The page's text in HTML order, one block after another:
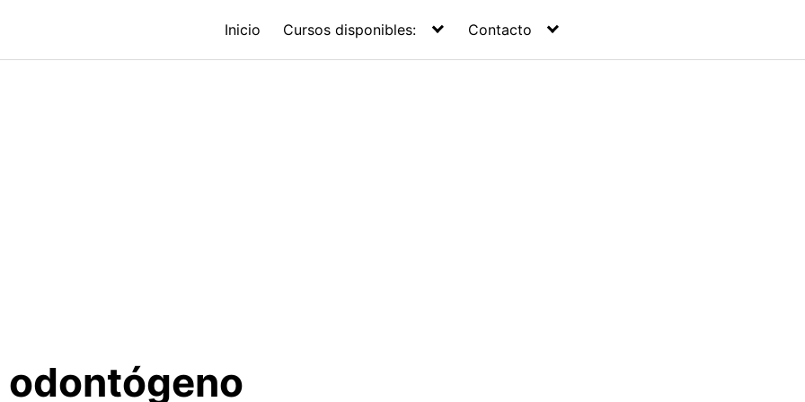
Inicio Cursos disponibles: Contacto
odontógeno